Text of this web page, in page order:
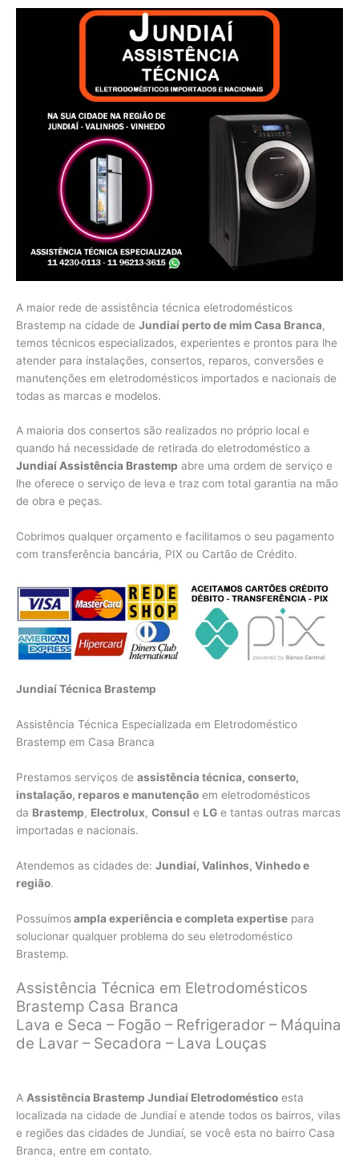
A maior rede de assistência técnica eletrodomésticos
Brastemp na cidade de Jundiaí perto de mim Casa Branca,
temos técnicos especializados, experientes e prontos para lhe
atender para instalações, consertos, reparos, conversões e
manutenções em eletrodomésticos importados e nacionais de
todas as marcas e modelos.
A maioria dos consertos são realizados no próprio local e
quando há necessidade de retirada do eletrodoméstico a
Jundiaí Assistência Brastemp abre uma ordem de serviço e
lhe oferece o serviço de leva e traz com total garantia na mão
de obra e peças.
Cobrimos qualquer orçamento e facilitamos o seu pagamento
com transferência bancária, PIX ou Cartão de Crédito.
Jundiaí Técnica Brastemp
Assistência Técnica Especializada em Eletrodoméstico
Brastemp em Casa Branca
Prestamos serviços de assistência técnica, conserto,
instalação, reparos e manutenção em eletrodomésticos
da Brastemp, Electrolux, Consul e LG e tantas outras marcas
importadas e nacionais.
Atendemos as cidades de: Jundiaí, Valinhos, Vinhedo e
região.
Possuímosampla experiência e completa expertise para
solucionar qualquer problema do seu eletrodoméstico
Brastemp.
Assistência Técnica em Eletrodomésticos
Brastemp Casa Branca
Lava e Seca – Fogão – Refrigerador – Máquina
de Lavar – Secadora – Lava Louças
A Assistência Brastemp Jundiaí Eletrodoméstico esta
localizada na cidade de Jundiaí e atende todos os bairros, vilas
e regiões das cidades de Jundiaí, se você esta no bairro Casa
Branca, entre em contato.